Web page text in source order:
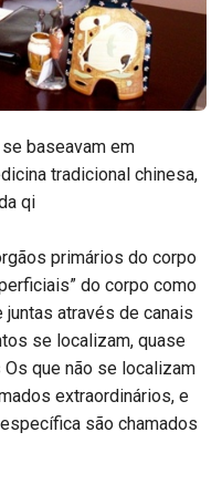
baseavam em
tradicional chinesa,
qi
primários do corpo
do corpo como
através de canais
se localizam, quase
que não se localizam
extraordinários, e
são chamados